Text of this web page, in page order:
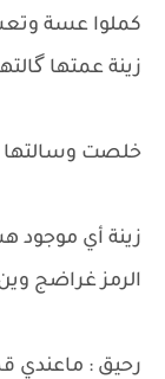
كملوا عسة
زينة عمتها
خلصت وسالتها
زينة أي موجود
الرمز غراضج
رحيق : ماعندي